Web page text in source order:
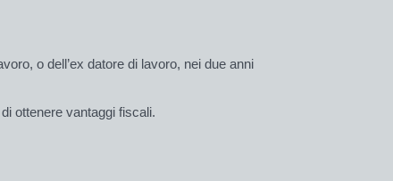
o dell’ex datore di lavoro, nei due anni
ottenere vantaggi fiscali.